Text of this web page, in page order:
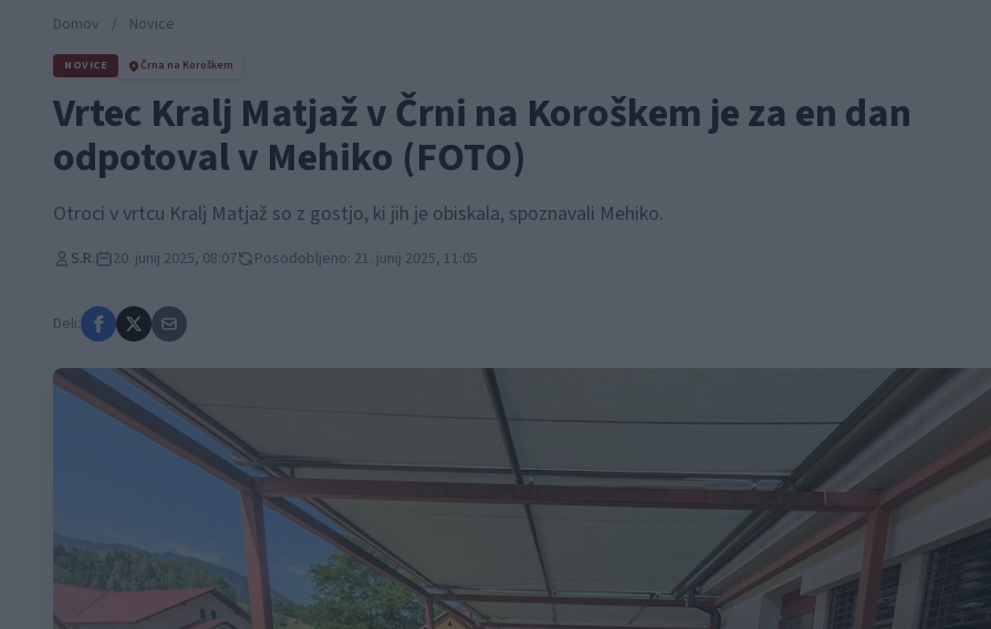
Domov / Novice
NOVICE Črna na Koroškem
Vrtec Kralj Matjaž v Črni na Koroškem je za en dan
odpotoval v Mehiko (FOTO)
Otroci v vrtcu Kralj Matjaž so z gostjo, ki jih je obiskala, spoznavali Mehiko.
S.R. 20. junij 2025, 08:07 Posodobljeno: 21. junij 2025, 11:05
Deli: